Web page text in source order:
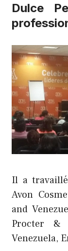
Dulce
Il a
Avon
and
Procter &
Venezuela,